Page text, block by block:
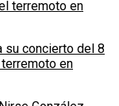
su concierto del 8
en